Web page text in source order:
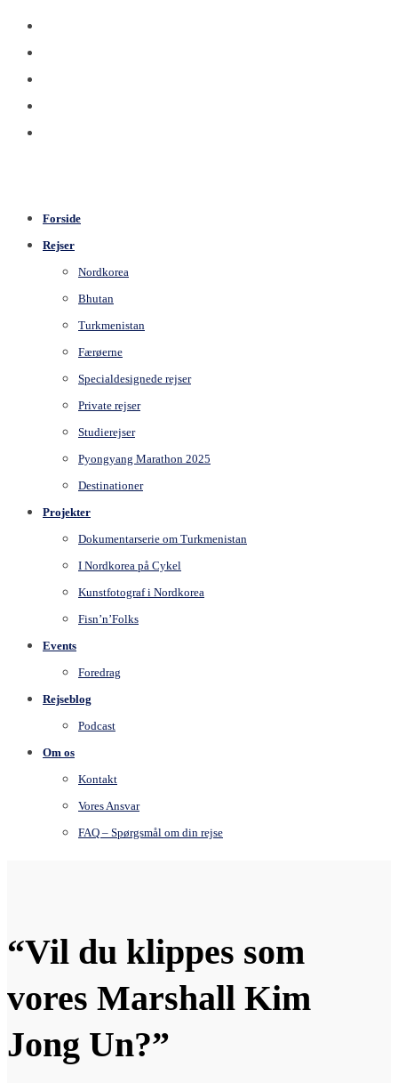
Forside
Rejser
Nordkorea
Bhutan
Turkmenistan
Færøerne
Specialdesignede rejser
Private rejser
Studierejser
Pyongyang Marathon 2025
Destinationer
Projekter
Dokumentarserie om Turkmenistan
I Nordkorea på Cykel
Kunstfotograf i Nordkorea
Fisn’n’Folks
Events
Foredrag
Rejseblog
Podcast
Om os
Kontakt
Vores Ansvar
FAQ – Spørgsmål om din rejse
“Vil du klippes som
vores Marshall Kim
Jong Un?”